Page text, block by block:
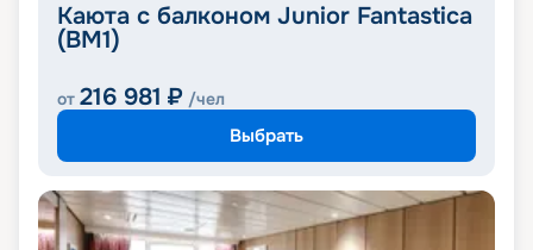
Каюта с балконом Junior Fantastica
(BM1)
от 216 981 ₽ /чел
Выбрать